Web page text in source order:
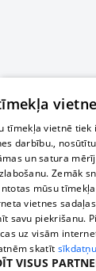
tīmekļa vietnē
darbību.,
un satura
Zemāk
mūsu
vietnes
savu piekrišanu.
uz visām
skatīt
VISUS